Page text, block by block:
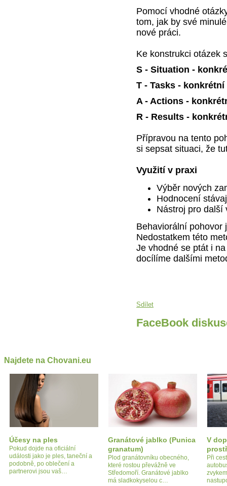
Pomocí vhodné
tom, jak by své
nové práci.
Ke konstrukci otázek
S - Situation -
T - Tasks -
A - Actions -
R - Results -
Přípravou na tento
si sepsat situaci, že
Využití v praxi
Výběr nových
Hodnocení
Nástroj pro další
Behaviorální pohovor
Nedostatkem této
Je vhodné se ptát i
docílíme dalšími
Sdílet
FaceBook
Najdete na Chovani.eu
Účesy na ples
Pokud dojde na oficiální
události jako je ples, taneční a
podobně, po oblečení a
partnerovi jsou vaš…
Granátové jablko (Punica
granatum)
Plod granátovníku obecného,
které rostou převážně ve
Středomoří. Granátové jablko
má sladkokyselou c…
V
Při